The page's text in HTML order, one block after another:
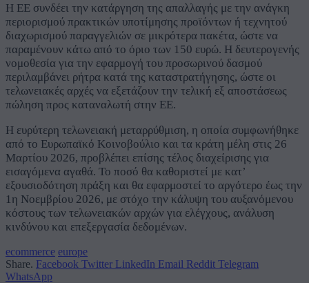
Η ΕΕ συνδέει την κατάργηση της απαλλαγής με την ανάγκη
περιορισμού πρακτικών υποτίμησης προϊόντων ή τεχνητού
διαχωρισμού παραγγελιών σε μικρότερα πακέτα, ώστε να
παραμένουν κάτω από το όριο των 150 ευρώ. Η δευτερογενής
νομοθεσία για την εφαρμογή του προσωρινού δασμού
περιλαμβάνει ρήτρα κατά της καταστρατήγησης, ώστε οι
τελωνειακές αρχές να εξετάζουν την τελική εξ αποστάσεως
πώληση προς καταναλωτή στην ΕΕ.
Η ευρύτερη τελωνειακή μεταρρύθμιση, η οποία συμφωνήθηκε
από το Ευρωπαϊκό Κοινοβούλιο και τα κράτη μέλη στις 26
Μαρτίου 2026, προβλέπει επίσης τέλος διαχείρισης για
εισαγόμενα αγαθά. Το ποσό θα καθοριστεί με κατ’
εξουσιοδότηση πράξη και θα εφαρμοστεί το αργότερο έως την
1η Νοεμβρίου 2026, με στόχο την κάλυψη του αυξανόμενου
κόστους των τελωνειακών αρχών για ελέγχους, ανάλυση
κινδύνου και επεξεργασία δεδομένων.
ecommerce europe
Share. Facebook Twitter LinkedIn Email Reddit Telegram
WhatsApp